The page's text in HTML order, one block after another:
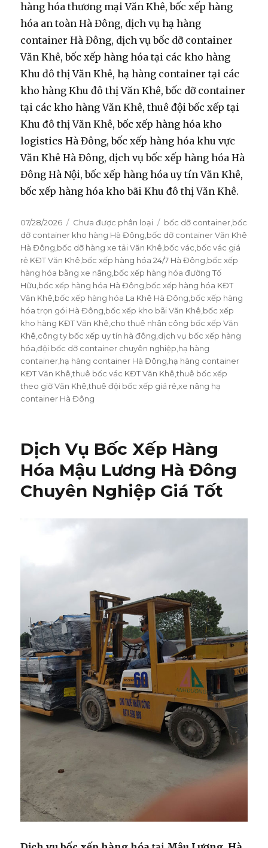
hàng hóa thương mại Văn Khê, bốc xếp hàng
hóa an toàn Hà Đông, dịch vụ hạ hàng
container Hà Đông, dịch vụ bốc dỡ container
Văn Khê, bốc xếp hàng hóa tại các kho hàng
Khu đô thị Văn Khê, hạ hàng container tại các
kho hàng Khu đô thị Văn Khê, bốc dỡ container
tại các kho hàng Văn Khê, thuê đội bốc xếp tại
Khu đô thị Văn Khê, bốc xếp hàng hóa kho
logistics Hà Đông, bốc xếp hàng hóa khu vực
Văn Khê Hà Đông, dịch vụ bốc xếp hàng hóa Hà
Đông Hà Nội, bốc xếp hàng hóa uy tín Văn Khê,
bốc xếp hàng hóa kho bãi Khu đô thị Văn Khê.
Đăng
vào
ngày
07/28/2026
Danh
mục
Chưa được phân loại Thẻ
bốc dỡ container bốc
dỡ container kho hàng Hà Đông bốc dỡ container Văn Khê
Hà Đông bốc dỡ hàng xe tải Văn Khê bốc vác bốc vác giá
rẻ KĐT Văn Khê bốc xếp hàng hóa 24/7 Hà Đông bốc xếp
hàng hóa bằng xe nâng bốc xếp hàng hóa đường Tố
Hữu bốc xếp hàng hóa Hà Đông bốc xếp hàng hóa KĐT
Văn Khê bốc xếp hàng hóa La Khê Hà Đông bốc xếp hàng
hóa trọn gói Hà Đông bốc xếp kho bãi Văn Khê bốc xếp
kho hàng KĐT Văn Khê cho thuê nhân công bốc xếp Văn
Khê công ty bốc xếp uy tín hà đông dịch vụ bốc xếp hàng
hóa ,đội bốc dỡ container chuyên nghiệp hạ hàng
container hạ hàng container Hà Đông hạ hàng container
KĐT Văn Khê ,thuê bốc vác KĐT Văn Khê ,thuê bốc xếp
theo giờ Văn Khê ,thuê đội bốc xếp giá rẻ,xe nâng hạ
container Hà Đông
Dịch Vụ Bốc Xếp Hàng
Hóa Mậu Lương Hà Đông
Chuyên Nghiệp Giá Tốt